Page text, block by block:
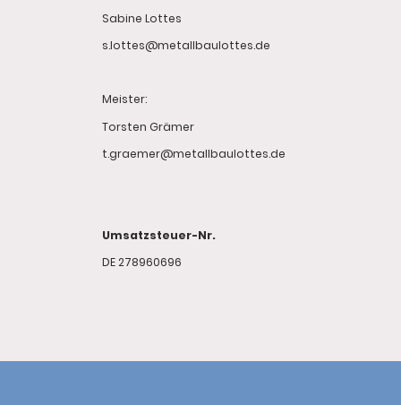
Sabine Lottes
s.lottes@metallbaulottes.de
Meister:
Torsten Grämer
t.graemer@metallbaulottes.de
Umsatzsteuer-Nr.
DE 278960696